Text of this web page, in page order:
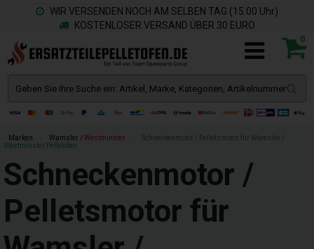
WIR VERSENDEN NOCH AM SELBEN TAG (15.00 Uhr)
KOSTENLOSER VERSAND ÜBER 30 EURO
0
Marken Wamsler /Westminster
Schneckenmotor / Pelletsmotor für Wamsler /
Westminster Pelletofen
Schneckenmotor /
Pelletsmotor für